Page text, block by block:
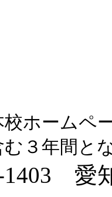
校ホームペ
む３年間と
1403 愛